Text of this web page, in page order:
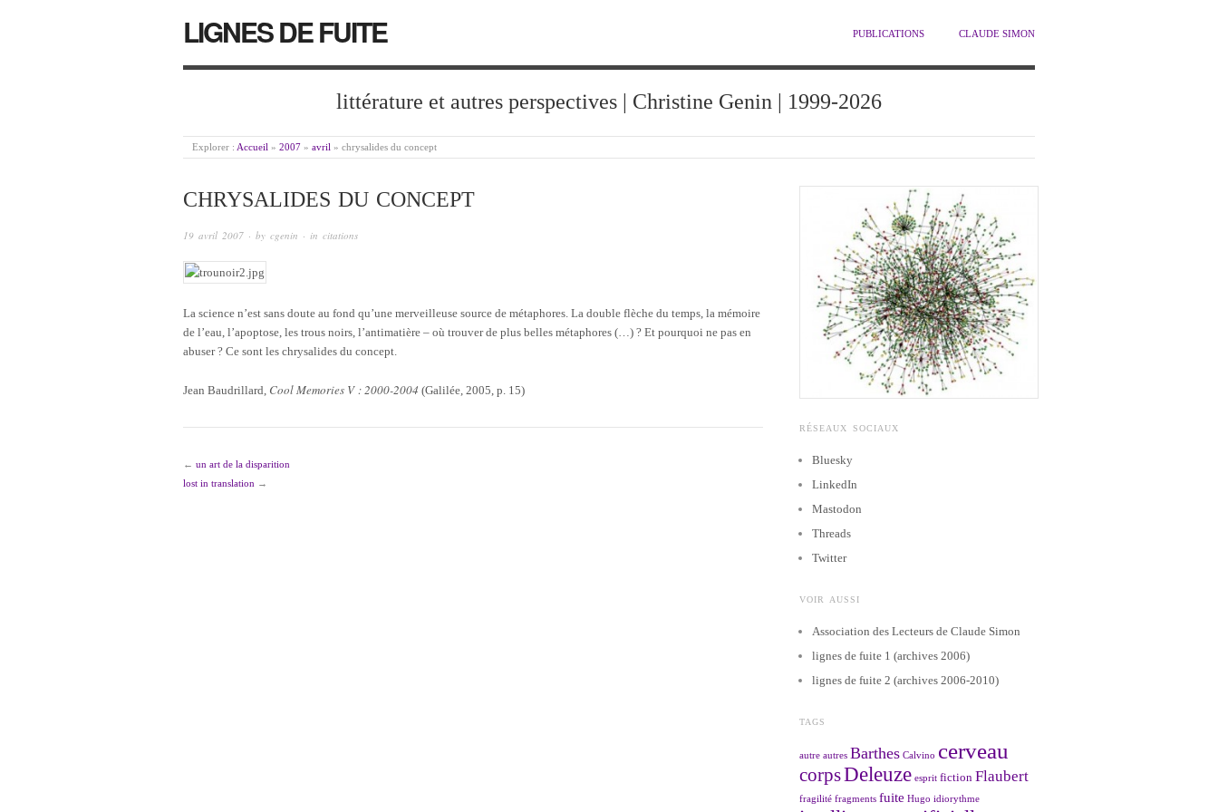
LIGNES DE FUITE PUBLICATIONS CLAUDE SIMON
littérature et autres perspectives | Christine Genin | 1999-2026
Explorer : Accueil » 2007 » avril » chrysalides du concept
CHRYSALIDES DU CONCEPT
19 avril 2007 · by cgenin · in citations
La science n’est sans doute au fond qu’une merveilleuse source de métaphores. La double flèche du temps, la mémoire
de l’eau, l’apoptose, les trous noirs, l’antimatière – où trouver de plus belles métaphores (…) ? Et pourquoi ne pas en
abuser ? Ce sont les chrysalides du concept.
Jean Baudrillard, Cool Memories V : 2000-2004 (Galilée, 2005, p. 15)
← un art de la disparition
lost in translation →
RÉSEAUX SOCIAUX
Bluesky
LinkedIn
Mastodon
Threads
Twitter
VOIR AUSSI
Association des Lecteurs de Claude Simon
lignes de fuite 1 (archives 2006)
lignes de fuite 2 (archives 2006-2010)
TAGS
autre autres Barthes Calvino cerveau
corpsDeleuze esprit fiction Flaubert
fragilité fragments fuite Hugo idiorythme